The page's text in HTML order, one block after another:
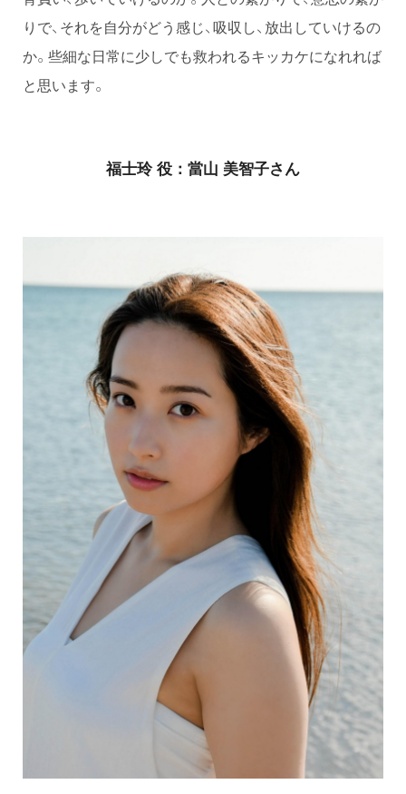
りで、それを自分がどう感じ、吸収し、放出していけるの
か。些細な日常に少しでも救われるキッカケになれれば
と思います。
福士玲 役：當山 美智子さん